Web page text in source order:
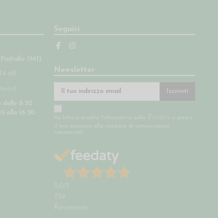
Pioltello (MI)
68
dalle 8:30
alle 16:30
Seguici
Newsletter
Iscriviti
Ho letto e accetto l'informativa sulla Privacy
e presto
il mio consenso alla ricezione di comunicazioni
commerciali.
5,0/5
739
Recensioni